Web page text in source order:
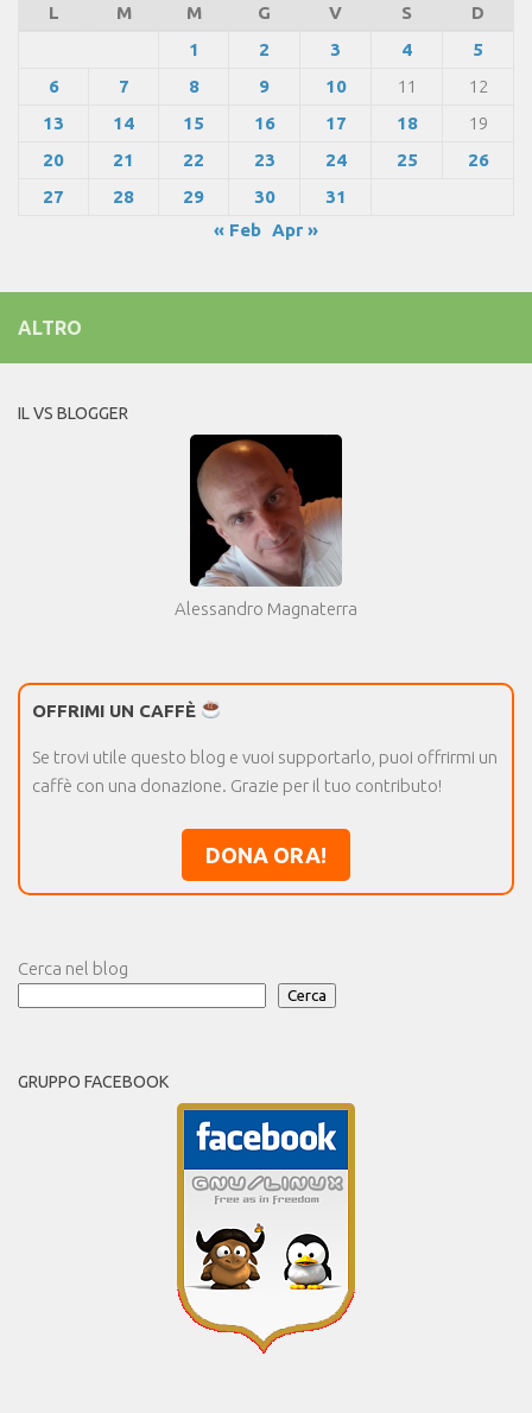
L
M M G V S
D
1
2 3 4
5
6
7 8 9 10 11
12
13
14 15 16 17 18
19
20
21 22 23 24 25
26
27
28 29 30
31
« Feb Apr »
ALTRO
IL VS BLOGGER
Alessandro Magnaterra
OFFRIMI UN CAFFÈ
Se trovi utile questo blog e vuoi supportarlo, puoi offrirmi un
caffè con una donazione. Grazie per il tuo contributo!
DONA ORA!
Cerca nel blog
Cerca
GRUPPO FACEBOOK